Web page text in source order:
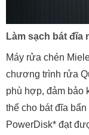
Làm sạch bát đĩa
Máy rửa chén
chương trình rửa
phù hợp, đảm bảo
thể cho bát đĩa
PowerDisk* đạt